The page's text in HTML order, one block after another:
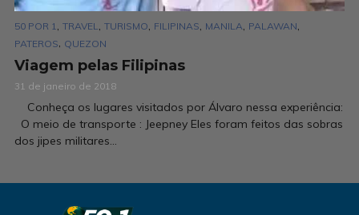
50 POR 1, TRAVEL, TURISMO, FILIPINAS, MANILA, PALAWAN,
PATEROS, QUEZON
Viagem pelas Filipinas
31 de janeiro de 2018
Conheça os lugares visitados por Álvaro nessa experiência:
O meio de transporte : Jeepney Eles foram feitos das sobras
dos jipes militares...